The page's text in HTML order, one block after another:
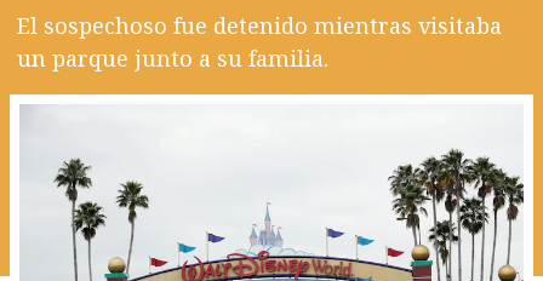
El sospechoso fue detenido mientras visitaba
un parque junto a su familia.